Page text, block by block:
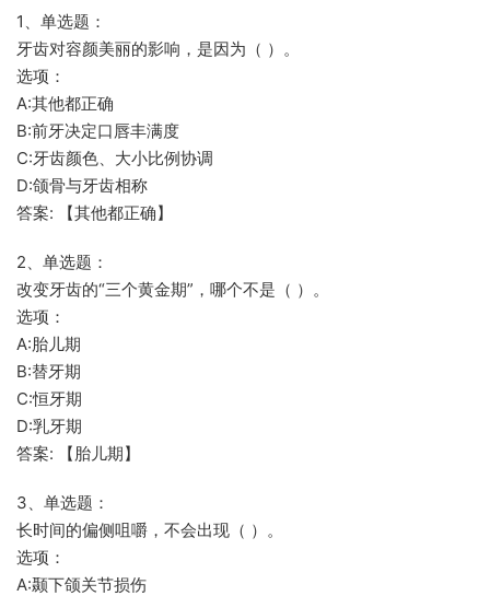
1、单选题：
牙齿对容颜美丽的影响，是因为（ ）。
选项：
A:其他都正确
B:前牙决定口唇丰满度
C:牙齿颜色、大小比例协调
D:颌骨与牙齿相称
答案: 【其他都正确】
2、单选题：
改变牙齿的“三个黄金期”，哪个不是（ ）。
选项：
A:胎儿期
B:替牙期
C:恒牙期
D:乳牙期
答案: 【胎儿期】
3、单选题：
长时间的偏侧咀嚼，不会出现（ ）。
选项：
A:颞下颌关节损伤